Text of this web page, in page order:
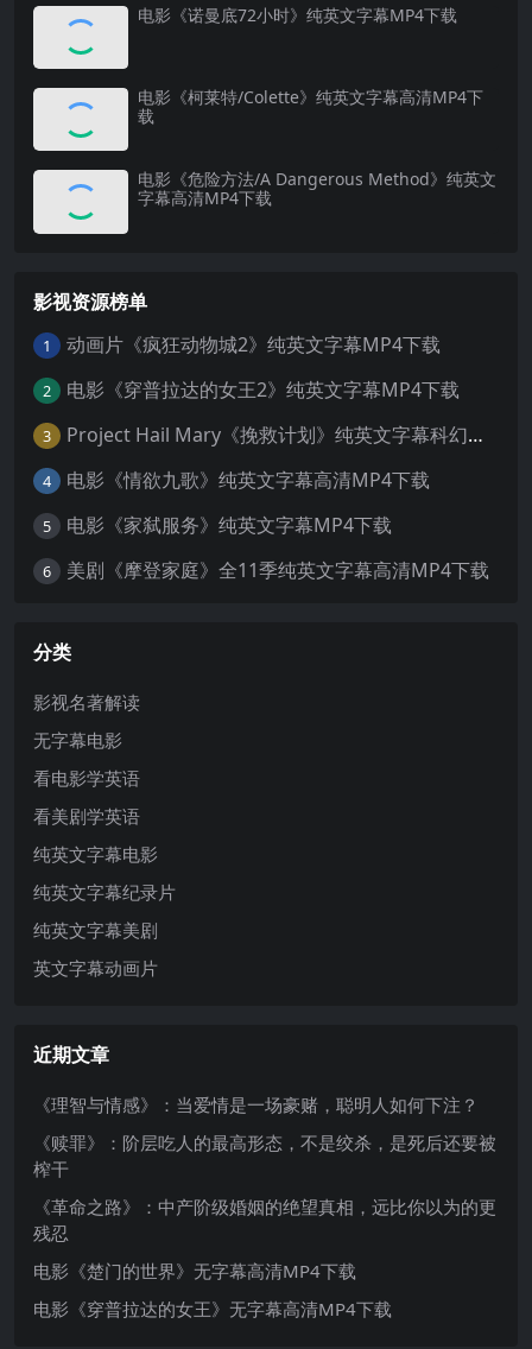
电影《诺曼底72小时》纯英文字幕MP4下载
电影《柯莱特/Colette》纯英文字幕高清MP4下
载
电影《危险方法/A Dangerous Method》纯英文
字幕高清MP4下载
影视资源榜单
1 动画片《疯狂动物城2》纯英文字幕MP4下载
2 电影《穿普拉达的女王2》纯英文字幕MP4下载
3 Project Hail Mary《挽救计划》纯英文字幕科幻电影MP4下载
4 电影《情欲九歌》纯英文字幕高清MP4下载
5 电影《家弑服务》纯英文字幕MP4下载
6 美剧《摩登家庭》全11季纯英文字幕高清MP4下载
分类
影视名著解读
无字幕电影
看电影学英语
看美剧学英语
纯英文字幕电影
纯英文字幕纪录片
纯英文字幕美剧
英文字幕动画片
近期文章
《理智与情感》：当爱情是一场豪赌，聪明人如何下注？
《赎罪》：阶层吃人的最高形态，不是绞杀，是死后还要被
榨干
《革命之路》：中产阶级婚姻的绝望真相，远比你以为的更
残忍
电影《楚门的世界》无字幕高清MP4下载
电影《穿普拉达的女王》无字幕高清MP4下载